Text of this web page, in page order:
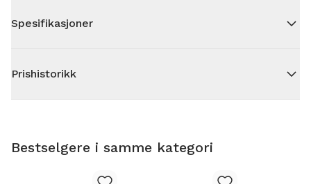
Spesifikasjoner
Prishistorikk
Bestselgere i samme kategori